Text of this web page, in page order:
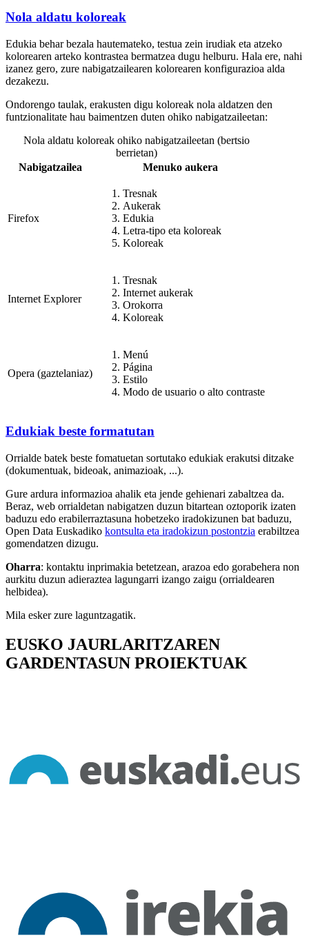
Nola aldatu koloreak
Edukia behar bezala hautemateko, testua zein irudiak eta atzeko
kolorearen arteko kontrastea bermatzea dugu helburu. Hala ere, nahi
izanez gero, zure nabigatzailearen kolorearen konfigurazioa alda
dezakezu.
Ondorengo taulak, erakusten digu koloreak nola aldatzen den
funtzionalitate hau baimentzen duten ohiko nabigatzaileetan:
Nola aldatu koloreak ohiko nabigatzaileetan (bertsio
berrietan)
Nabigatzailea
Menuko aukera
Firefox
Tresnak
Aukerak
Edukia
Letra-tipo eta koloreak
Koloreak
Internet Explorer
Tresnak
Internet aukerak
Orokorra
Koloreak
Opera (gaztelaniaz)
Menú
Página
Estilo
Modo de usuario o alto contraste
Edukiak beste formatutan
Orrialde batek beste fomatuetan sortutako edukiak erakutsi ditzake
(dokumentuak, bideoak, animazioak, ...).
Gure ardura informazioa ahalik eta jende gehienari zabaltzea da.
Beraz, web orrialdetan nabigatzen duzun bitartean oztoporik izaten
baduzu edo erabilerraztasuna hobetzeko iradokizunen bat baduzu,
Open Data Euskadiko kontsulta eta iradokizun postontzia erabiltzea
gomendatzen dizugu.
Oharra: kontaktu inprimakia betetzean, arazoa edo gorabehera non
aurkitu duzun adieraztea lagungarri izango zaigu (orrialdearen
helbidea).
Mila esker zure laguntzagatik.
EUSKO JAURLARITZAREN
GARDENTASUN PROIEKTUAK